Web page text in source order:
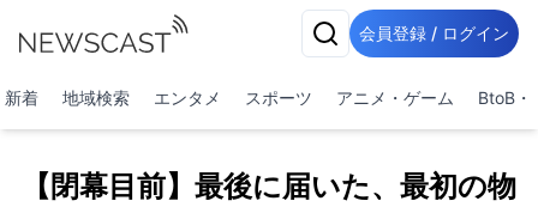
会員登録 / ログイン
新着 地域検索 エンタメ スポーツ アニメ・ゲーム BtoB・
【閉幕目前】最後に届いた、最初の物